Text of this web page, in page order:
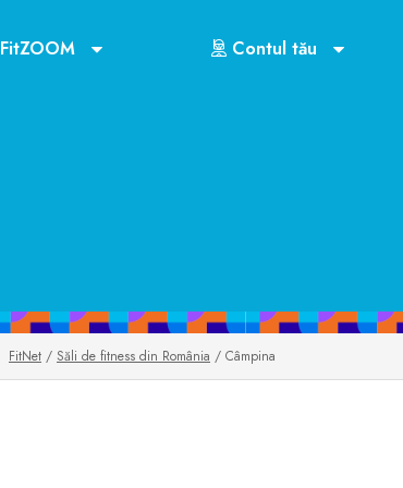
FitZOOM Contul tău
FitNet / Săli de fitness din România / Câmpina